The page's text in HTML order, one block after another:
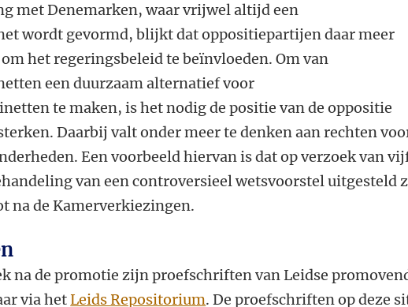
met Denemarken, waar vrijwel altijd een
wordt gevormd, blijkt dat oppositiepartijen daar meer
het regeringsbeleid te beïnvloeden. Om van
een duurzaam alternatief voor
te maken, is het nodig de positie van de oppositie
Daarbij valt onder meer te denken aan rechten
Een voorbeeld hiervan is dat op verzoek van
van een controversieel wetsvoorstel uitgesteld
na de Kamerverkiezingen.
na de promotie zijn proefschriften van Leidse
via hetLeids Repositorium. De proefschriften op deze